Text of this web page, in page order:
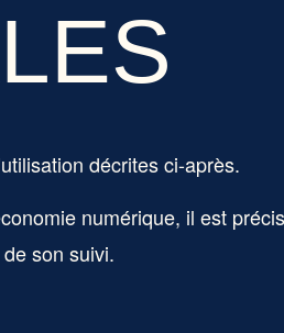
décrites ci-après.
numérique, il est
son suivi.